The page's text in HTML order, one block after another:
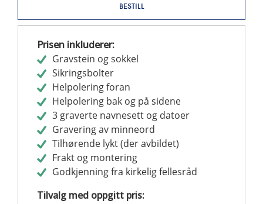
BESTILL
Prisen inkluderer:
Gravstein og sokkel
Sikringsbolter
Helpolering foran
Helpolering bak og på sidene
3 graverte navnesett og datoer
Gravering av minneord
Tilhørende lykt (der avbildet)
Frakt og montering
Godkjenning fra kirkelig fellesråd
Tilvalg med oppgitt pris: